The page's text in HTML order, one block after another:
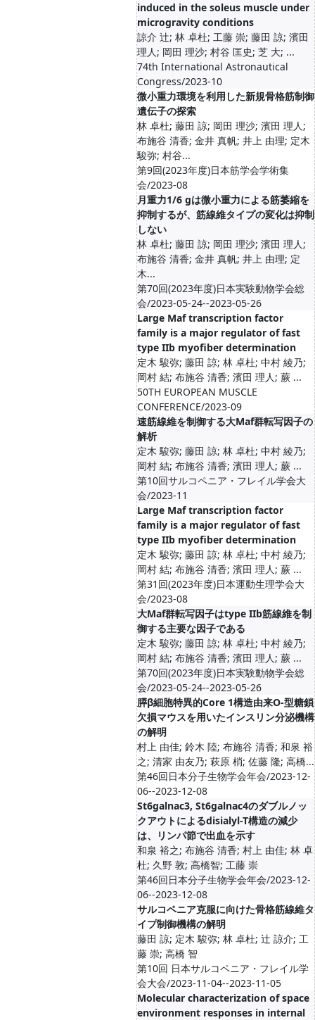
induced in the soleus muscle under
microgravity conditions
諒介 辻; 林 卓杜; 工藤 崇; 藤田 諒; 濱田
理人; 岡田 理沙; 村谷 匡史; 芝 大; ...
74th International Astronautical
Congress/2023-10
微小重力環境を利用した新規骨格筋制御
遺伝子の探索
林 卓杜; 藤田 諒; 岡田 理沙; 濱田 理人;
布施谷 清香; 金井 真帆; 井上 由理; 定木
駿弥; 村谷...
第9回(2023年度)日本筋学会学術集
会/2023-08
月重力1/6 gは微小重力による筋萎縮を
抑制するが、筋線維タイプの変化は抑制
しない
林 卓杜; 藤田 諒; 岡田 理沙; 濱田 理人;
布施谷 清香; 金井 真帆; 井上 由理; 定
木...
第70回(2023年度)日本実験動物学会総
会/2023-05-24--2023-05-26
Large Maf transcription factor
family is a major regulator of fast
type IIb myofiber determination
定木 駿弥; 藤田 諒; 林 卓杜; 中村 綾乃;
岡村 結; 布施谷 清香; 濱田 理人; 蕨 ...
50TH EUROPEAN MUSCLE
CONFERENCE/2023-09
速筋線維を制御する大Maf群転写因子の
解析
定木 駿弥; 藤田 諒; 林 卓杜; 中村 綾乃;
岡村 結; 布施谷 清香; 濱田 理人; 蕨 ...
第10回サルコペニア・フレイル学会大
会/2023-11
Large Maf transcription factor
family is a major regulator of fast
type IIb myofiber determination
定木 駿弥; 藤田 諒; 林 卓杜; 中村 綾乃;
岡村 結; 布施谷 清香; 濱田 理人; 蕨 ...
第31回(2023年度)日本運動生理学会大
会/2023-08
大Maf群転写因子はtype IIb筋線維を制
御する主要な因子である
定木 駿弥; 藤田 諒; 林 卓杜; 中村 綾乃;
岡村 結; 布施谷 清香; 濱田 理人; 蕨 ...
第70回(2023年度)日本実験動物学会総
会/2023-05-24--2023-05-26
膵β細胞特異的Core 1構造由来O-型糖鎖
欠損マウスを用いたインスリン分泌機構
の解明
村上 由佳; 鈴木 陸; 布施谷 清香; 和泉 裕
之; 清家 由友乃; 萩原 梢; 佐藤 隆; 高橋...
第46回日本分子生物学会年会/2023-12-
06--2023-12-08
St6galnac3, St6galnac4のダブルノッ
クアウトによるdisialyl-T構造の減少
は、リンパ節で出血を示す
和泉 裕之; 布施谷 清香; 村上 由佳; 林 卓
杜; 久野 敦; 高橋智; 工藤 崇
第46回日本分子生物学会年会/2023-12-
06--2023-12-08
サルコペニア克服に向けた骨格筋線維タ
イプ制御機構の解明
藤田 諒; 定木 駿弥; 林 卓杜; 辻 諒介; 工
藤 崇; 高橋 智
第10回 日本サルコペニア・フレイル学
会大会/2023-11-04--2023-11-05
Molecular characterization of space
environment responses in internal